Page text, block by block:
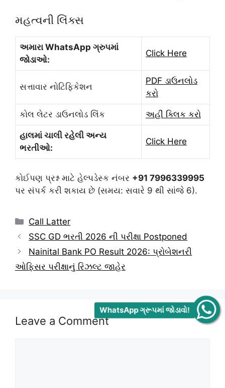
મહત્વની લિંક્સ
અમારા WhatsApp ગ્રુપમાં
જોડાઓ:
Click Here
સત્તાવાર નોટિફિકેશન
PDF ડાઉનલોડ
કરો
કોલ લેટર ડાઉનલોડ લિંક અહીં ક્લિક કરો
હાલમાં ચાલી રહેલી અન્ય
ભરતીઓ:
Click Here
કોઈપણ પ્રશ્ન માટે હેલ્પડેસ્ક નંબર +91 7996339995
પર સંપર્ક કરી શકાય છે (સમય: સવારે 9 થી સાંજે 6).
Categories
Call Latter
SSC GD ભરતી 2026 ની પરીક્ષા Postponed
Nainital Bank PO Result 2026: પ્રોબેશનરી
ઓફિસર પરીક્ષાનું રિઝલ્ટ જાહેર
Leave a Comment
WhatsApp ગ્રૂપમાં જોડાવો!